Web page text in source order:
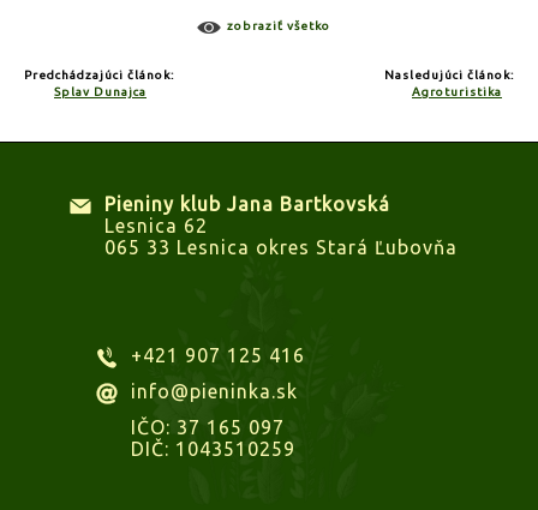
Predchádzajúci článok:
Splav Dunajca
Nasledujúci článok:
Agroturistika
zobraziť všetko
Pieniny klub Jana Bartkovská
Lesnica 62
065 33 Lesnica okres Stará Ľubovňa
+421 907 125 416
info@pieninka.sk
IČO: 37 165 097
DIČ: 1043510259